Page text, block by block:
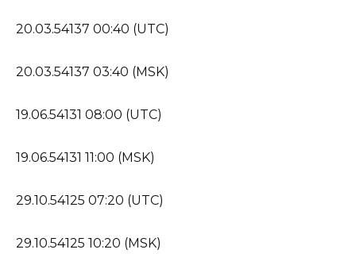
20.03.54137 00:40 (UTC)
20.03.54137 03:40 (MSK)
19.06.54131 08:00 (UTC)
19.06.54131 11:00 (MSK)
29.10.54125 07:20 (UTC)
29.10.54125 10:20 (MSK)